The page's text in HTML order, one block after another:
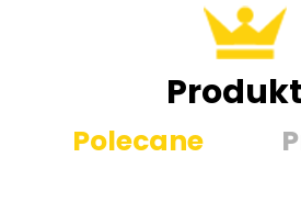
Polecane